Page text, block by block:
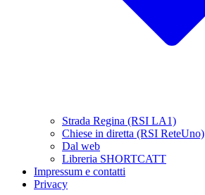
Strada Regina (RSI LA1)
Chiese in diretta (RSI ReteUno)
Dal web
Libreria SHORTCATT
Impressum e contatti
Privacy